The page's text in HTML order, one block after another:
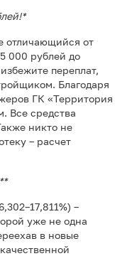
отличающийся от
000 рублей до
переплат,
Благодаря
ГК «Территория
Все средства
никто не
– расчет
–
уже не одна
в новые